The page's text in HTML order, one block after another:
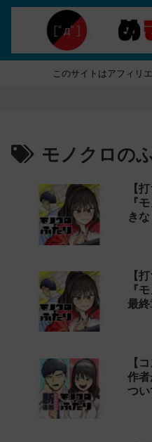
このサイトはアフィリ
モノクロの
【
『
き
【
『
最
【
作者
つ